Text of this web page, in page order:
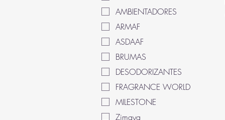
AMBIENTADORES
ARMAF
ASDAAF
BRUMAS
DESODORIZANTES
FRAGRANCE WORLD
MILESTONE
Zimaya